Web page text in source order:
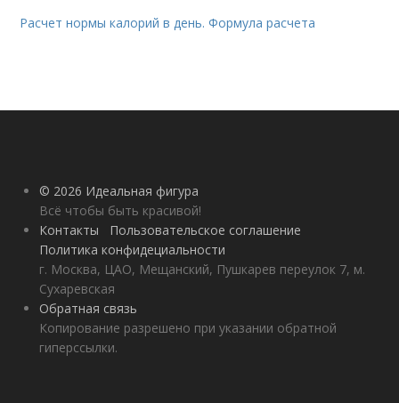
Расчет нормы калорий в день. Формула расчета
© 2026 Идеальная фигура
Всё чтобы быть красивой!
Контакты
Пользовательское соглашение
Политика конфидециальности
г. Москва, ЦАО, Мещанский, Пушкарев переулок 7, м.
Сухаревская
Обратная связь
Копирование разрешено при указании обратной
гиперссылки.